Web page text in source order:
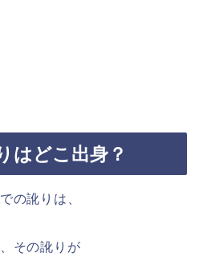
はどこ出身？
の訛りは、
その訛りが